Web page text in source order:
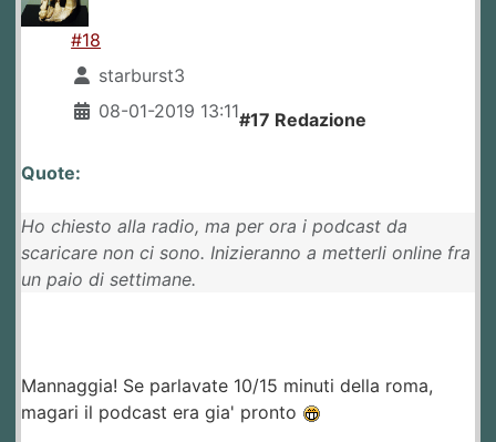
#18
starburst3
08-01-2019 13:11#17 Redazione
Quote:
Ho chiesto alla radio, ma per ora i podcast da
scaricare non ci sono. Inizieranno a metterli online fra
un paio di settimane.
Mannaggia! Se parlavate 10/15 minuti della roma,
magari il podcast era gia' pronto